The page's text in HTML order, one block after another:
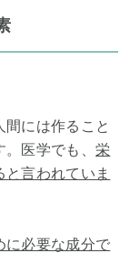
には作ること
。医学でも、栄
言われていま
に必要な成分で